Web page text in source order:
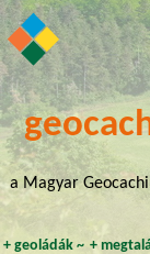
a Magyar
+ geoládák~ +